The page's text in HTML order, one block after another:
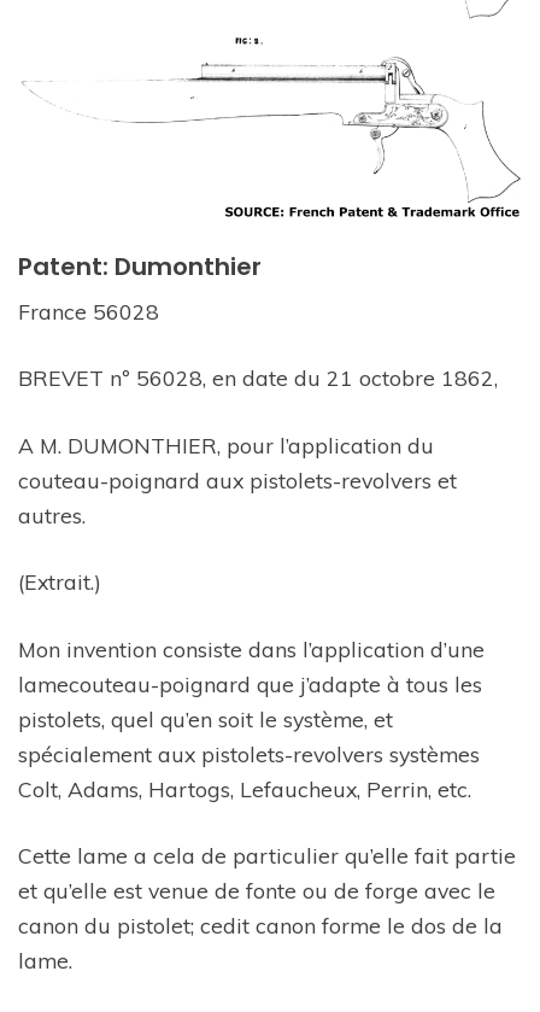
Patent: Dumonthier
France 56028
BREVET nº 56028, en date du 21 octobre 1862,
A M. DUMONTHIER, pour l’application du
couteau-poignard aux pistolets-revolvers et
autres.
(Extrait.)
Mon invention consiste dans l’application d’une
lamecouteau-poignard que j’adapte à tous les
pistolets, quel qu’en soit le système, et
spécialement aux pistolets-revolvers systèmes
Colt, Adams, Hartogs, Lefaucheux, Perrin, etc.
Cette lame a cela de particulier qu’elle fait partie
et qu’elle est venue de fonte ou de forge avec le
canon du pistolet; cedit canon forme le dos de la
lame.